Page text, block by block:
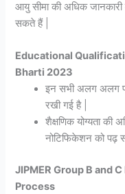
आयु सीमा की अधिक
सकते हैं |
Educational
Bharti 2023
इन सभी अलग अलग
रखी गई है |
शैक्षणिक योग्यता
नोटिफिकेशन को पढ़
JIPMER Group B and
Process